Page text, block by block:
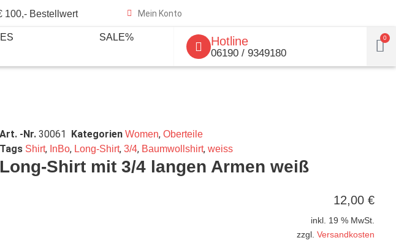
100,- Bestellwert Mein Konto
SALE% Hotline
06190 / 9349180
0
Art. -Nr. 30061 Kategorien Women, Oberteile
Tags Shirt, InBo, Long-Shirt, 3/4, Baumwollshirt, weiss
Long-Shirt mit 3/4 langen Armen weiß
12,00 €
inkl. 19 % MwSt.
zzgl. Versandkosten